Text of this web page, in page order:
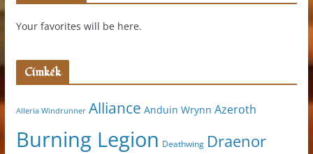
Your favorites will be here.
Címkék
Alleria Windrunner Alliance Anduin Wrynn Azeroth
Burning Legion Deathwing Draenor